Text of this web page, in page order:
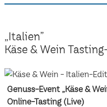
„Italien”
Käse & Wein
Genuss-Event „Käse &
Online-Tasting (Live)